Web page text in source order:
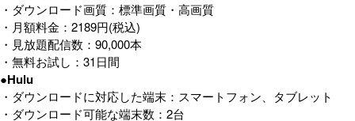
・ダウンロード画質：標準画質・高画質
・月額料金：2189円(税込)
・見放題配信数：90,000本
・無料お試し：31日間
●Hulu
・ダウンロードに対応した端末：スマートフォン、タブレット
・ダウンロード可能な端末数：2台